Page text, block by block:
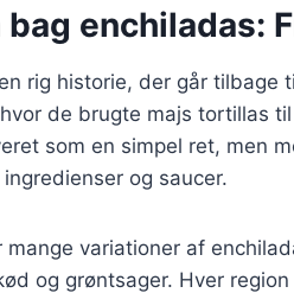
enchiladas:
rig historie, der går tilbage
de brugte majs tortillas
som en simpel ret, men
og saucer.
mange variationer af
og grøntsager. Hver